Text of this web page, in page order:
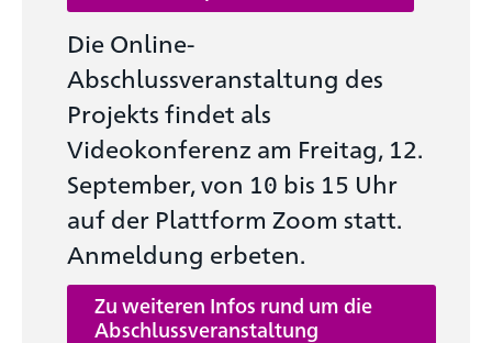
Die Online-
Abschlussveranstaltung des
Projekts findet als
Videokonferenz am Freitag, 12.
September, von 10 bis 15 Uhr
auf der Plattform Zoom statt.
Anmeldung erbeten.
Zu weiteren Infos rund um die
Abschlussveranstaltung